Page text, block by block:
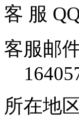
客 服
客服邮
所在地